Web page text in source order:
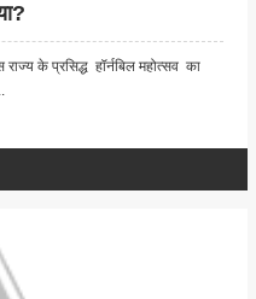
के प्रसिद्ध हॉर्नबिल महोत्सव का